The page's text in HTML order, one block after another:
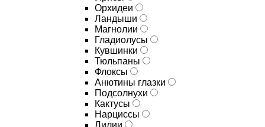
Орхидеи
Ландыши
Магнолии
Гладиолусы
Кувшинки
Тюльпаны
Флоксы
Анютины глазки
Подсолнухи
Кактусы
Нарциссы
Лилии